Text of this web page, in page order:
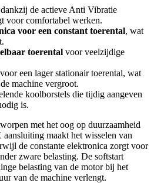
dankzij de actieve Anti Vibratie
voor comfortabel werken.
voor een constant toerental, wat
toerental voor veelzijdige
een lager stationair toerental, wat
machine vergroot.
koolborstels die tijdig aangeven
is.
met het oog op duurzaamheid
maakt het wisselen van
de constante elektronica zorgt voor
zware belasting. De softstart
belasting van de motor bij het
van de machine verlengt.